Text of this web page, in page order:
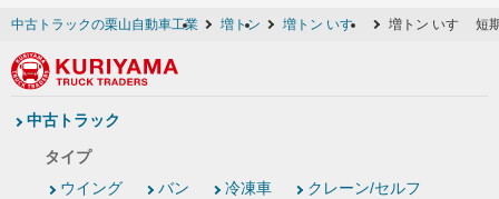
中古トラックの栗山自動車工業 増トン 増トン いすゞ 増トン いすゞ 短
中古トラック
タイプ
ウイング
バン 冷凍車
クレーン/セルフ